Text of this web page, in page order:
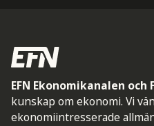
EFN Ekonomikanalen
kunskap om ekonomi. Vi
ekonomiintresserade